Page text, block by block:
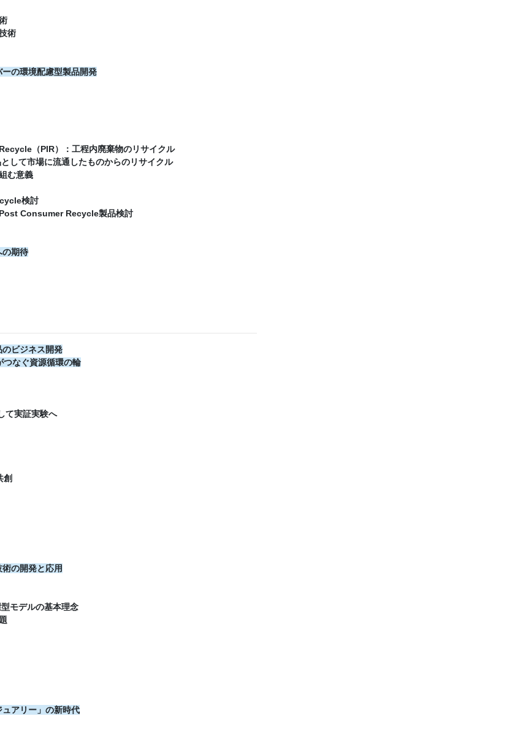
術
の環境配慮型製品開発
（PIR）：工程内廃棄物のリサイクル
て市場に流通したものからのリサイクル
む意義
検討
Consumer Recycle製品検討
期待
ビジネス開発
なぐ資源循環の輪
て実証実験へ
創
の開発と応用
モデルの基本理念
アリー」の新時代